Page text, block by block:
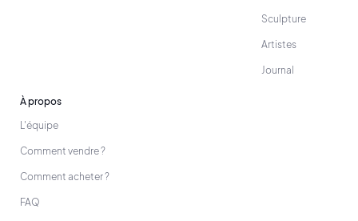
Sculpture
Artistes
Journal
À propos
L'équipe
Comment vendre ?
Comment acheter ?
FAQ